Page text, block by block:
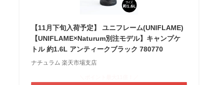
【11月下旬入荷予定】 ユニフレーム(UNIFLAME)
【UNIFLAME×Naturum別注モデル】キャンプケ
トル 約1.6L アンティークブラック 780770
ナチュラム 楽天市場支店